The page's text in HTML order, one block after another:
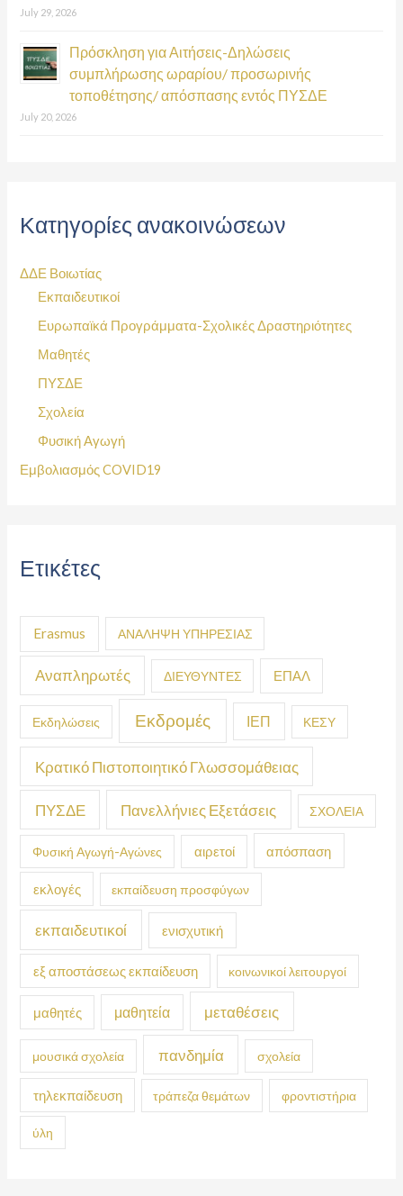
July 29, 2026
Πρόσκληση για Αιτήσεις-Δηλώσεις
συμπλήρωσης ωραρίου/ προσωρινής
τοποθέτησης/ απόσπασης εντός ΠΥΣΔΕ
July 20, 2026
Κατηγορίες ανακοινώσεων
ΔΔΕ Βοιωτίας
Εκπαιδευτικοί
Ευρωπαϊκά Προγράμματα-Σχολικές Δραστηριότητες
Μαθητές
ΠΥΣΔΕ
Σχολεία
Φυσική Αγωγή
Εμβολιασμός COVID19
Ετικέτες
Erasmus ΑΝΑΛΗΨΗ ΥΠΗΡΕΣΙΑΣ
Αναπληρωτές ΔΙΕΥΘΥΝΤΕΣ ΕΠΑΛ
Εκδηλώσεις Εκδρομές ΙΕΠ ΚΕΣΥ
Κρατικό Πιστοποιητικό Γλωσσομάθειας
ΠΥΣΔΕ Πανελλήνιες Εξετάσεις ΣΧΟΛΕΙΑ
Φυσική Αγωγή-Αγώνες αιρετοί απόσπαση
εκλογές εκπαίδευση προσφύγων
εκπαιδευτικοί ενισχυτική
εξ αποστάσεως εκπαίδευση κοινωνικοί λειτουργοί
μαθητές μαθητεία μεταθέσεις
μουσικά σχολεία πανδημία σχολεία
τηλεκπαίδευση τράπεζα θεμάτων φροντιστήρια
ύλη